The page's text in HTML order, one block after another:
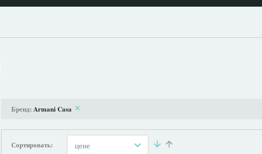
Бренд: Armani Casa
Сортировать: цене